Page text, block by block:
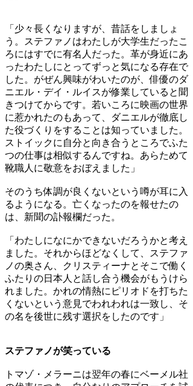
「少々長くなりますが、昔話をしましょ
う。ステファノはわたしが大学生だったこ
ろにはすでに有名人だった。革が身近にあ
ったわたしにとってずっと気になる存在で
した。がぜん興味がわいたのが、俳優のダ
ニエル・デイ・ルイスが修業していると聞
きつけてからです。若いころに映画の世界
に惹かれたのもあって、ダニエルが徹底し
た役づくりをすることは知っていました。
ストイックに自分と向き合うところでふた
つの仕事は相似するんですね。あらためて
靴職人に敬意をおぼえました」
そのうち体調が良くないという噂が耳に入
るようになる。亡くなったのを報せたの
は、新聞の訃報欄だった。
「わたしになにかできないだろうかと考え
ました。それからほどなくして、ステファ
ノの奥さん、クリスティーナとそこで働く
ふたりの日本人と話し合う機会がもうけら
れました。かれの情熱にピリオドを打ちた
くないという意見でわれわれは一致し、そ
の名を後世に残す選択をしたのです」
ステファノが笑っている
トマゾ・メラーニは翌年の春にベーメル社